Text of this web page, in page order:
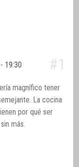
19:30 #1
magnífico tener
La cocina
por qué ser
más.